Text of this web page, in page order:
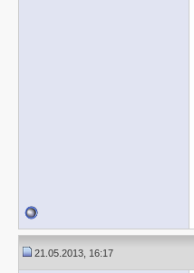
21.05.2013, 16:17